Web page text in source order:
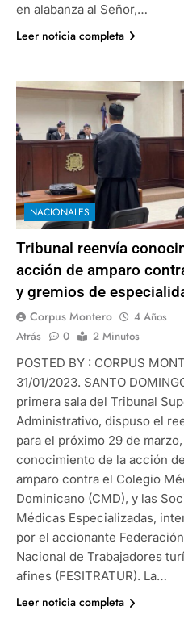
en alabanza al Señor,…
Leer noticia completa
NACIONALES
Tribunal reenvía
acción de amparo
y gremios de
Corpus Montero
4 Años
Atrás
0
2 Minutos
POSTED BY : CORPUS
31/01/2023. SANTO
primera sala del Tribunal
Administrativo, dispuso el
para el próximo 29 de
conocimiento de la acción de
amparo contra el Colegio
Dominicano (CMD), y las
Médicas Especializadas,
por el accionante Federación
Nacional de Trabajadores
afines (FESITRATUR). La…
Leer noticia completa